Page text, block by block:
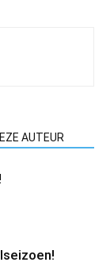
AUTEUR